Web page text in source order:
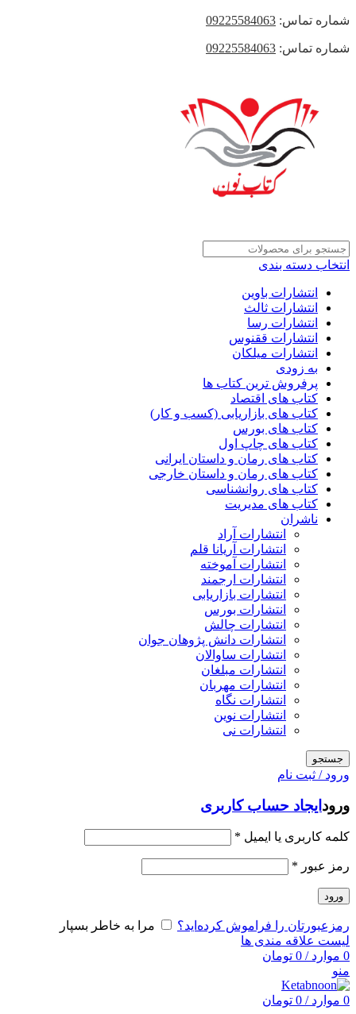
شماره تماس: 09225584063
شماره تماس: 09225584063
انتخاب دسته بندی
انتشارات باوین
انتشارات ثالث
انتشارات رسا
انتشارات ققنوس
انتشارات میلکان
به زودی
پرفروش ترین کتاب ها
کتاب های اقتصاد
کتاب های بازاریابی (کسب و کار)
کتاب های بورس
کتاب های چاپ اول
کتاب های رمان و داستان ایرانی
کتاب های رمان و داستان خارجی
کتاب های روانشناسی
کتاب های مدیریت
ناشران
انتشارات آراد
انتشارات آریانا قلم
انتشارات آموخته
انتشارات ارجمند
انتشارات بازاریابی
انتشارات بورس
انتشارات چالش
انتشارات دانش پژوهان جوان
انتشارات ساوالان
انتشارات مبلغان
انتشارات مهربان
انتشارات نگاه
انتشارات نوین
انتشارات نی
جستجو
ورود / ثبت نام
ورود ایجاد حساب کاربری
کلمه کاربری یا ایمیل *
رمز عبور *
ورود
رمزعبورتان را فراموش کرده‌اید؟
مرا به خاطر بسپار
لیست علاقه مندی ها
0 موارد /
0 تومان
منو
0 موارد /
0 تومان